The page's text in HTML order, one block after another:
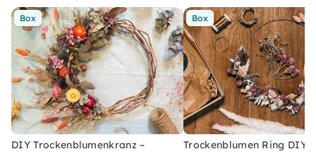
Box
DIY Trockenblumenkranz –
Box
Trockenblumen Ring DIY-